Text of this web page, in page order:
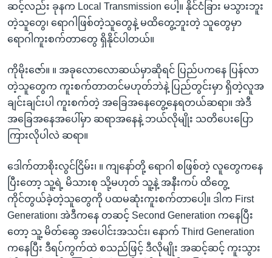
ဆင့်လည်း ခုနက Local Transmission ပေါ့။ နိုင်ငံခြား မသွားဘူး
တဲ့သူတွေ၊ ရောဂါဖြစ်တဲ့သူတွေနဲ့ မထိတွေ့ဘူးတဲ့ သူတွေမှာ
ရောဂါကူးစက်တာတွေ ရှိနိုင်ပါတယ်။
ကိုမိုးဇော်။ ။ အခုလောလောဆယ်မှာဆိုရင် ပြည်ပကနေ ပြန်လာ
တဲ့သူတွေက ကူးစက်တာတင်မဟုတ်ဘဲနဲ့ ပြည်တွင်းမှာ ရှိတဲ့လူအ
ချင်းချင်းပါ ကူးစက်တဲ့ အခြေအနေတွေ့နေရတယ်ဆရာ။ အဲဒီ
အခြေအနေအပေါ်မှာ ဆရာအနေနဲ့ ဘယ်လိုမျိုး သတိပေးပြော
ကြားလိုပါလဲ ဆရာ။
ဒေါက်တာစိုးလွင်ငြိမ်း၊ ။ ကျနော်တို့ ရောဂါ စဖြစ်တဲ့ လူတွေကနေ
ပြီးတော့ သူ့ရဲ့ မိသားစု သို့မဟုတ် သူ့နဲ့ အနီးကပ် ထိတွေ့
ကိုင်တွယ်ခဲ့တဲ့သူတွေကို ပထမဆုံးကူးစက်တာပေါ့။ ဒါက First
Generation၊ အဲဒီကနေ တဆင့် Second Generation ကနေပြီး
တော့ သူ့ မိတ်ဆွေ အပေါင်းအသင်း၊ နောက် Third Generation
ကနေပြီး ဒီရပ်ကွက်ထဲ စသည်ဖြင့် ဒီလိုမျိုး အဆင့်ဆင့် ကူးသွား